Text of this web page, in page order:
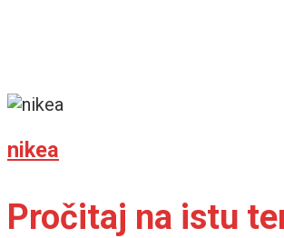
nikea
Pročitaj na istu